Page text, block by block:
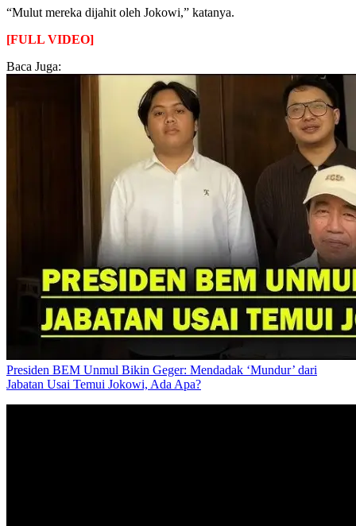
“Mulut mereka dijahit oleh Jokowi,” katanya.
[FULL VIDEO]
Baca Juga:
Presiden BEM Unmul Bikin Geger: Mendadak ‘Mundur’ dari
Jabatan Usai Temui Jokowi, Ada Apa?